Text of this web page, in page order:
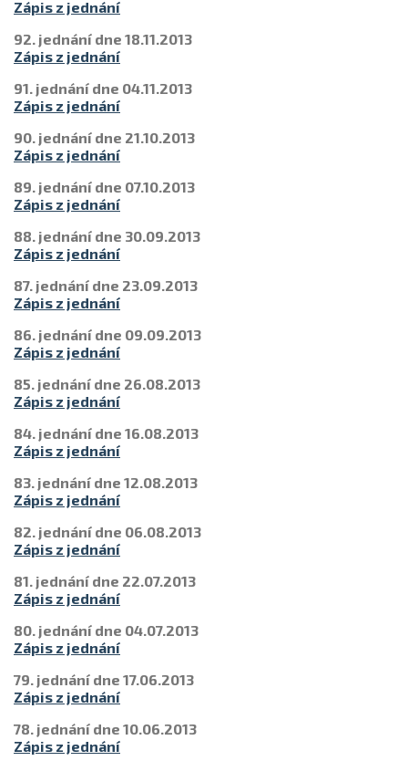
Zápis z jednání
92. jednání dne 18.11.2013
Zápis z jednání
91. jednání dne 04.11.2013
Zápis z jednání
90. jednání dne 21.10.2013
Zápis z jednání
89. jednání dne 07.10.2013
Zápis z jednání
88. jednání dne 30.09.2013
Zápis z jednání
87. jednání dne 23.09.2013
Zápis z jednání
86. jednání dne 09.09.2013
Zápis z jednání
85. jednání dne 26.08.2013
Zápis z jednání
84. jednání dne 16.08.2013
Zápis z jednání
83. jednání dne 12.08.2013
Zápis z jednání
82. jednání dne 06.08.2013
Zápis z jednání
81. jednání dne 22.07.2013
Zápis z jednání
80. jednání dne 04.07.2013
Zápis z jednání
79. jednání dne 17.06.2013
Zápis z jednání
78. jednání dne 10.06.2013
Zápis z jednání